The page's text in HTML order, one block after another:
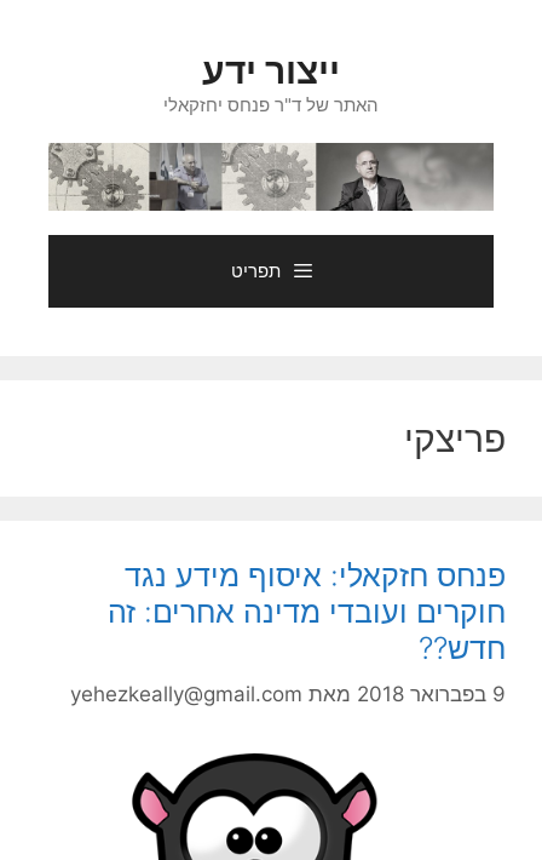
ייצור ידע
האתר של ד"ר פנחס יחזקאלי
תפריט
פריצקי
פנחס חזקאלי: איסוף מידע נגד
חוקרים ועובדי מדינה אחרים: זה
חדש??
9 בפברואר 2018 מאת yehezkeally@gmail.com